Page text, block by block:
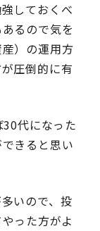
しておくべ
るので気を
）の運用方
圧倒的に有
代になった
きると思い
いので、投
った方がよ